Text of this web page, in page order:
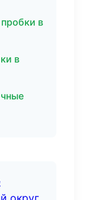
в
в